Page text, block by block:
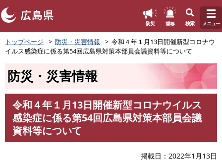
ペ
ー
防災 重要 検索 メニュー
トップページ 防災・災害情報
令和４年１月13日開催新型コロナウ
イルス感染症に係る第54回広島県対策本部員会議資料等について
防災・災害情報
令和４年１月13日開催新型コロナウイルス
感染症に係る第54回広島県対策本部員会議
資料等について
掲載日 2022年1月13日